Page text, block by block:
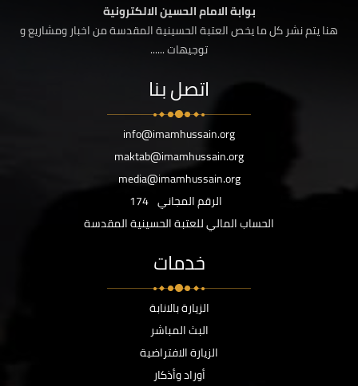
بوابة الامام الحسين الالكترونية
هنا يتم نشر كل ما يخص العتبة الحسينية المقدسة من اخبار ومشاريع و
توجيهات ......
اتصل بنا
info@imamhussain.org
maktab@imamhussain.org
media@imamhussain.org
الرقم المجاني 174
الحساب المالي للعتبة الحسينية المقدسة
خدمات
الزيارة بالانابة
البث المباشر
الزيارة الافتراضية
أوراد وأذكار